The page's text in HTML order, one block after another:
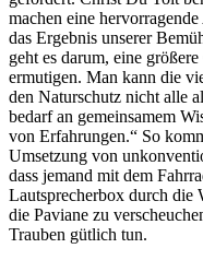
machen eine
das Ergebnis unserer
geht es darum, eine
ermutigen. Man kann die
den Naturschutz nicht alle
bedarf an gemeinsamem
von Erfahrungen.“ So
Umsetzung von
dass jemand mit dem
Lautsprecherbox durch die
die Paviane zu
Trauben gütlich tun.